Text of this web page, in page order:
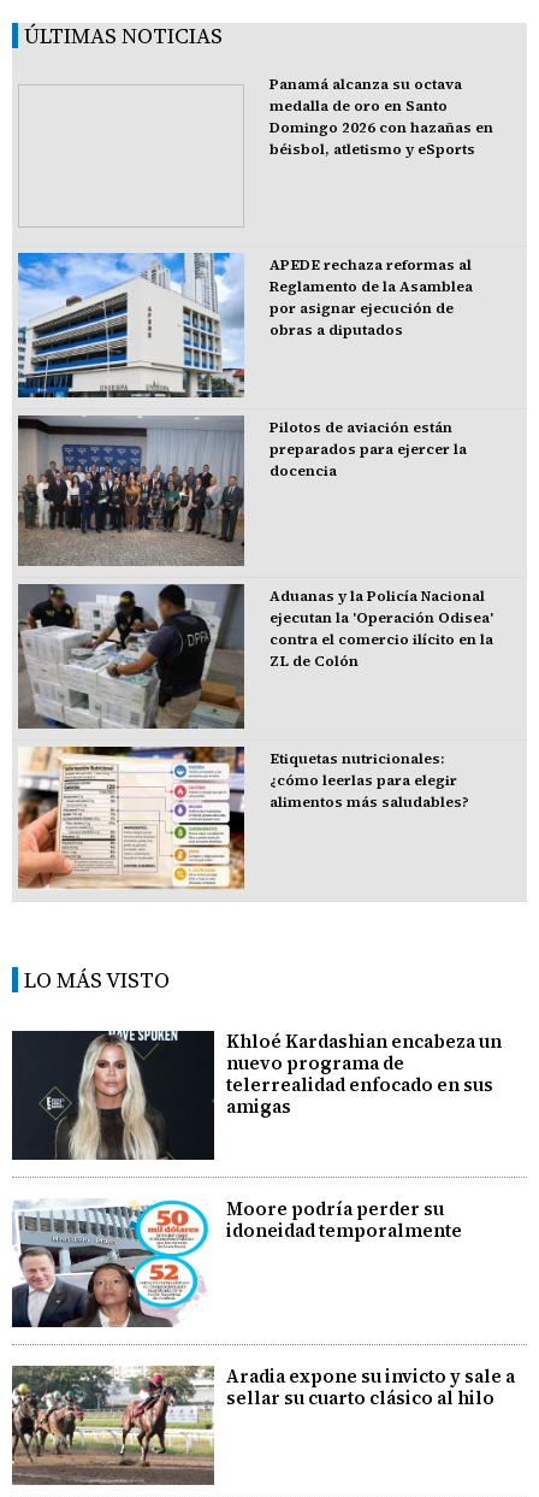
ÚLTIMAS NOTICIAS
Panamá alcanza su octava
medalla de oro en Santo
Domingo 2026 con hazañas en
béisbol, atletismo y eSports
APEDE rechaza reformas al
Reglamento de la Asamblea
por asignar ejecución de
obras a diputados
Pilotos de aviación están
preparados para ejercer la
docencia
Aduanas y la Policía Nacional
ejecutan la 'Operación Odisea'
contra el comercio ilícito en la
ZL de Colón
Etiquetas nutricionales:
¿cómo leerlas para elegir
alimentos más saludables?
LO MÁS VISTO
Khloé Kardashian encabeza un
nuevo programa de
telerrealidad enfocado en sus
amigas
Moore podría perder su
idoneidad temporalmente
Aradia expone su invicto y sale a
sellar su cuarto clásico al hilo